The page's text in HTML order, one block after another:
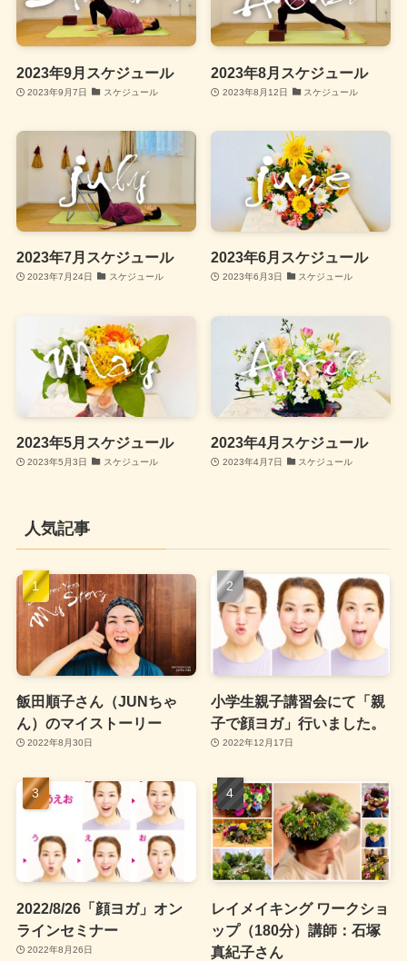
2023年9月スケジュール
2023年9月7日 スケジュール
2023年8月スケジュール
2023年8月12日 スケジュール
2023年7月スケジュール
2023年7月24日 スケジュール
2023年6月スケジュール
2023年6月3日 スケジュール
2023年5月スケジュール
2023年5月3日 スケジュール
2023年4月スケジュール
2023年4月7日 スケジュール
人気記事
飯田順子さん（JUNちゃ
ん）のマイストーリー
2022年8月30日
小学生親子講習会にて「親
子で顔ヨガ」行いました。
2022年12月17日
2022/8/26「顔ヨガ」オン
ラインセミナー
2022年8月26日
レイメイキング ワークショ
ップ（180分）講師：石塚
真紀子さん